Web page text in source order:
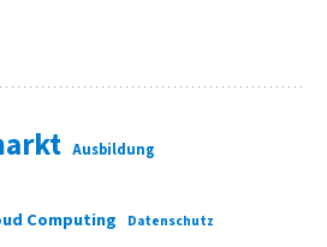
Ausbildung
Computing Datenschutz